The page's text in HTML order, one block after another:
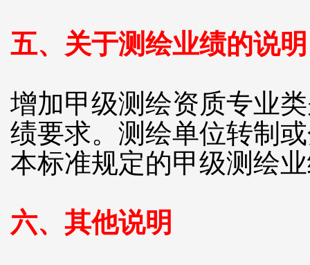
五、关于测绘业绩的说明
增加甲级测绘资质专业
绩要求。测绘单位转制
本标准规定的甲级测绘
六、其他说明